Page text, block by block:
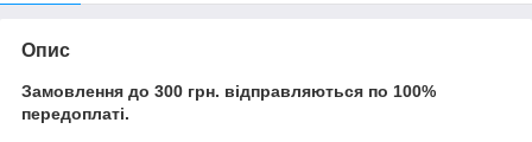
Опис
Замовлення до 300 грн. відправляються по 100%
передоплаті.